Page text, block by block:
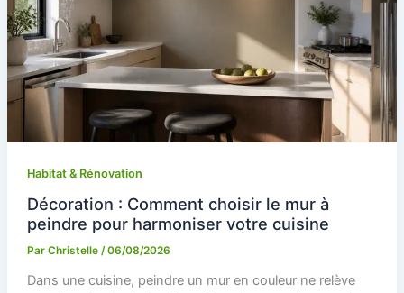
Habitat & Rénovation
Décoration : Comment choisir le mur à
peindre pour harmoniser votre cuisine
Par Christelle /06/08/2026
Dans une cuisine, peindre un mur en couleur ne relève